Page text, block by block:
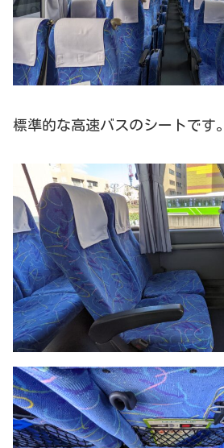
標準的な高速バスのシートです。